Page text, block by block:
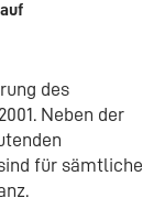
des
Neben der
für sämtliche